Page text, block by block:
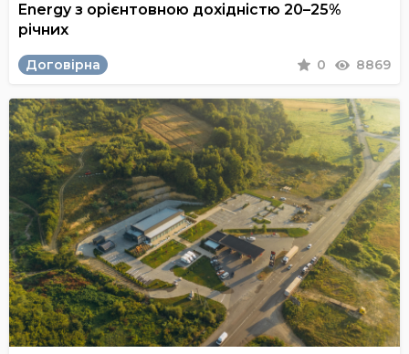
Energy з орієнтовною дохідністю 20–25%
річних
Договірна 0 8869